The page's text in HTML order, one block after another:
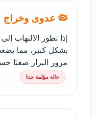
🦠 عدوى وخراج
إذا تطور الالتهاب
بشكل كبير، مما
مرور البراز صعبًا
حالة مؤلمة جدا